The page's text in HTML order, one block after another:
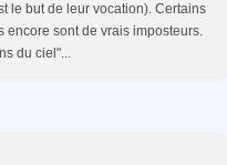
le but de leur vocation). Certains
encore sont de vrais imposteurs.
du ciel"...